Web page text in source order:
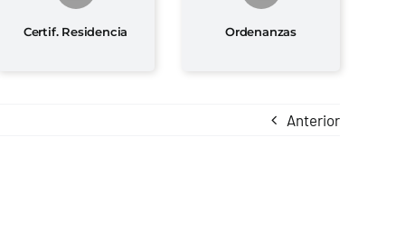
Certif. Residencia Ordenanzas
Anterior